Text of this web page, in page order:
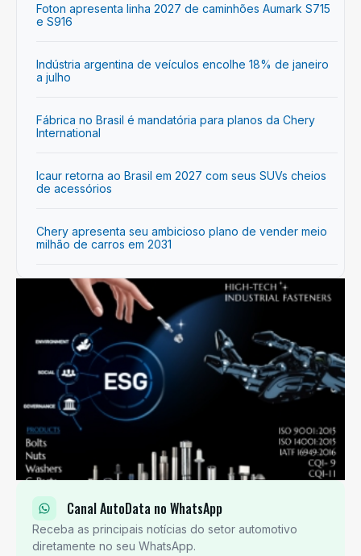
Foton apresenta linha 2027 de caminhões Aumark S715
e S916
Indústria argentina de veículos encolhe 18% de janeiro
a julho
Fábrica no Brasil é mandatória para planos da Chery
International
Icaur retorna ao Brasil em 2027 com seus SUVs cheios
de acessórios
Chery apresenta seu ambicioso plano de vender meio
milhão de carros em 2031
Canal AutoData no WhatsApp
Receba as principais notícias do setor automotivo
diretamente no seu WhatsApp.